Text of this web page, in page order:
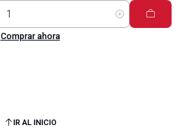
Comprar ahora
IR AL INICIO